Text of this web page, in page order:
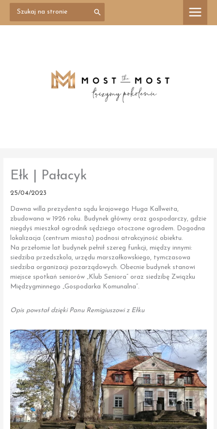
Przejdź
treści
for:
Ełk | Pałacyk
25/04/2023
Dawna willa prezydenta sądu krajowego Huga Kallweita,
zbudowana w 1926 roku. Budynek główny oraz gospodarczy, gdzie
niegdyś mieszkał ogrodnik sędziego otoczone ogrodem. Dogodna
lokalizacja (centrum miasta) podnosi atrakcyjność obiektu.
Na przełomie lat budynek pełnił szereg funkcji, między innymi:
siedziba przedszkola, urzędu marszałkowskiego, tymczasowa
siedziba organizacji pozarządowych. Obecnie budynek stanowi
miejsce spotkań seniorów „Klub Seniora” oraz siedzibę Związku
Międzygminnego „Gospodarka Komunalna”.
Opis powstał dzięki Panu Remigiuszowi z Ełku